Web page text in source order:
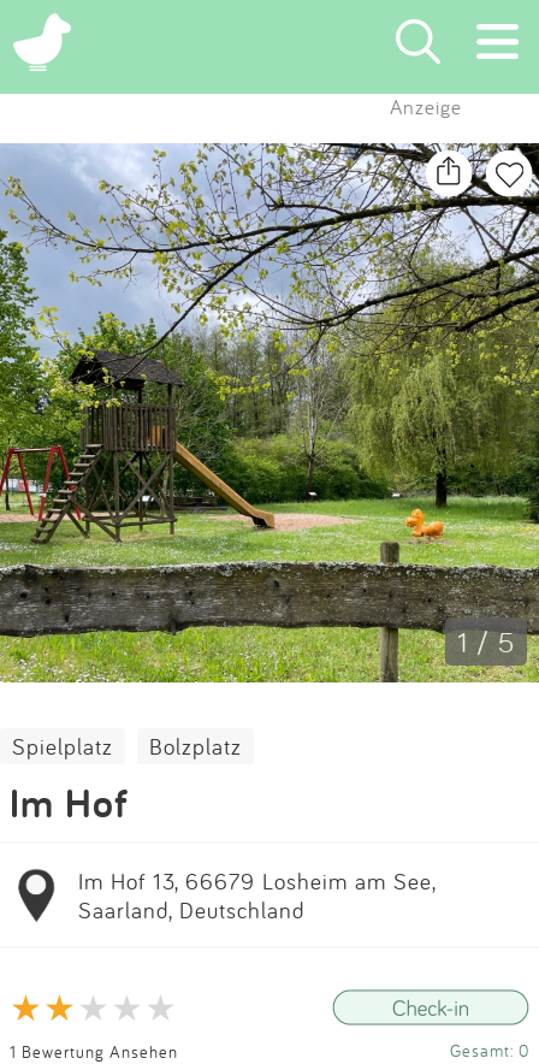
×
Suchen
Eintragen
App
Blog
Partner
Kontakt
Impressum
Anmelden
Anzeige
1 / 5
Spielplatz Bolzplatz
Im Hof
Im Hof 13, 66679 Losheim am See,
Saarland, Deutschland
1 Bewertung Ansehen Gesamt: 0